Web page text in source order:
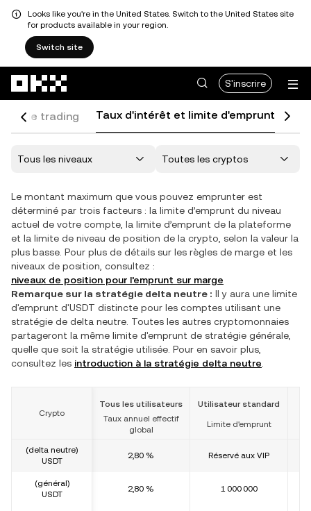
Looks like you're in the United States. Switch to the United States site
for products available in your region.
Switch site
S'inscrire
de trading Taux d'intérêt et limite d'emprunt
Le montant maximum que vous pouvez emprunter est
déterminé par trois facteurs : la limite d’emprunt du niveau
actuel de votre compte, la limite d’emprunt de la plateforme
et la limite de niveau de position de la crypto, selon la valeur la
plus basse. Pour plus de détails sur les règles de marge et les
niveaux de position, consultez :
niveaux de position pour l’emprunt sur marge
Remarque sur la stratégie delta neutre : Il y aura une limite
d'emprunt d'USDT distincte pour les comptes utilisant une
stratégie de delta neutre. Toutes les autres cryptomonnaies
partageront la même limite d'emprunt de stratégie générale,
quelle que soit la stratégie utilisée. Pour en savoir plus,
consultez les introduction à la stratégie delta neutre
Crypto
(delta neutre)
USDT
(général)
USDT
Tous les utilisateurs
Utilisateur standard
Taux annuel effectif
global
Limite d'emprunt
2,80 % Réservé aux VIP
2,80 % 1 000 000